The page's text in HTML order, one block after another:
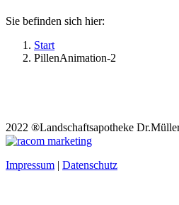
Sie befinden sich hier:
Start
PillenAnimation-2
2022 ®Landschaftsapotheke
Impressum | Datenschutz